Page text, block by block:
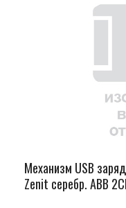
Механизм USB
Zenit серебр. ABB